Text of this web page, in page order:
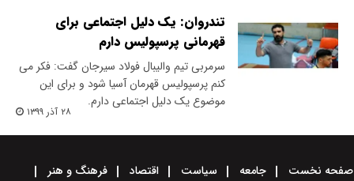
تندروان: یک دلیل اجتماعی برای
قهرمانی پرسپولیس دارم
سرمربی تیم والیبال فولاد سیرجان گفت: فکر می
کنم پرسپولیس قهرمان آسیا شود و برای این
موضوع یک دلیل اجتماعی دارم.
۲۸ آذر ۱۳۹۹
صفحه نخست جامعه سیاست اقتصاد
فرهنگ و هنر